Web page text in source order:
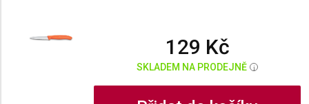
129 Kč
SKLADEM NA PRODEJNĚ i